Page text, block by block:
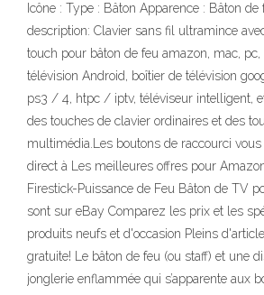
Icône : Type : Bâton Apparence : Bâton
description: Clavier sans fil ultramince
touch pour bâton de feu amazon, mac, pc,
télévision Android, boîtier de télévision
ps3 / 4, htpc / iptv, téléviseur intelligent,
des touches de clavier ordinaires et des
multimédia.Les boutons de raccourci
direct à Les meilleures offres pour
Firestick-Puissance de Feu Bâton de TV
sont sur eBay Comparez les prix et les
produits neufs et d'occasion Pleins
gratuite! Le bâton de feu (ou staff) et une
jonglerie enflammée qui s’apparente aux